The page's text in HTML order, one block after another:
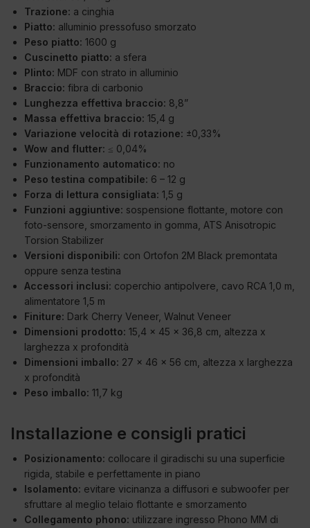
Trazione: a cinghia
Piatto: alluminio pressofuso smorzato
Peso piatto: 1600 g
Cuscinetto piatto: a sfera
Plinto: MDF con strato in alluminio
Braccio: fibra di carbonio
Lunghezza effettiva braccio: 8,8”
Massa effettiva braccio: 15,4 g
Variazione velocità di rotazione: ±0,33%
Wow and flutter: ≤ 0,04%
Funzionamento automatico: no
Peso testina compatibile: 6 – 12 g
Forza di lettura consigliata: 1,5 g
Funzioni aggiuntive: sospensione flottante, motore con
foto-sensore, smorzamento in gomma, ATS Anisotropic
Torsion Stabilizer
Versioni disponibili: con Ortofon 2M Black premontata
oppure senza testina
Accessori inclusi: coperchio antipolvere, cavo RCA 1,0 m,
alimentatore 1,5 m
Finiture: Dark Cherry Veneer, Walnut Veneer
Dimensioni prodotto: 15,4 x 45 x 36,8 cm, altezza x
larghezza x profondità
Dimensioni imballo: 27 x 46 x 56 cm, altezza x larghezza
x profondità
Peso imballo: 11,7 kg
Installazione e consigli pratici
Posizionamento: collocare il giradischi su una superficie
rigida, stabile e perfettamente in piano
Isolamento: evitare vicinanza a diffusori e subwoofer per
sfruttare al meglio telaio flottante e smorzamento
Collegamento phono: utilizzare ingresso Phono MM di